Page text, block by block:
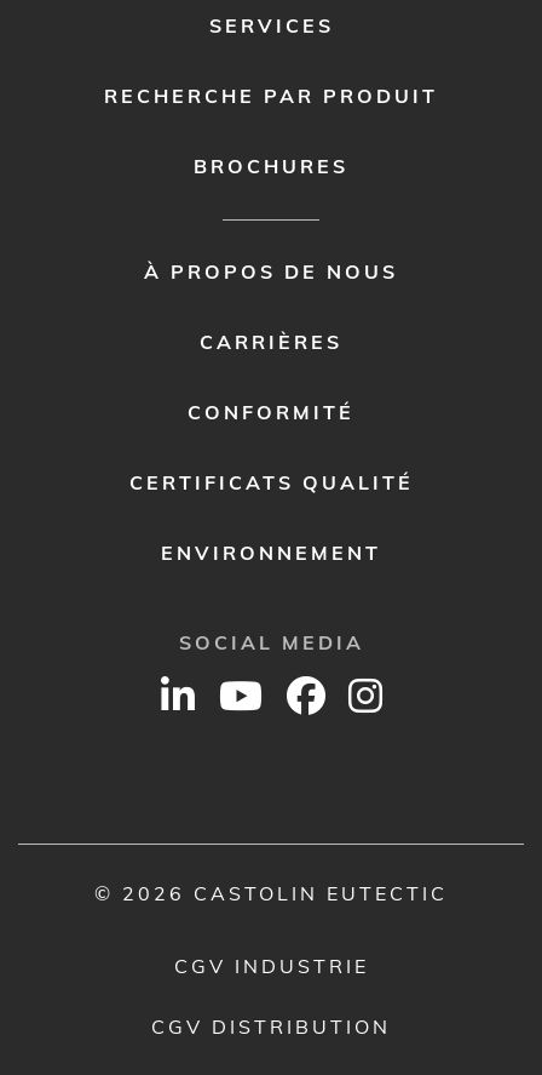
SERVICES
RECHERCHE PAR PRODUIT
BROCHURES
À PROPOS DE NOUS
CARRIÈRES
CONFORMITÉ
CERTIFICATS QUALITÉ
ENVIRONNEMENT
SOCIAL MEDIA
© 2026 CASTOLIN EUTECTIC
CGV INDUSTRIE
CGV DISTRIBUTION